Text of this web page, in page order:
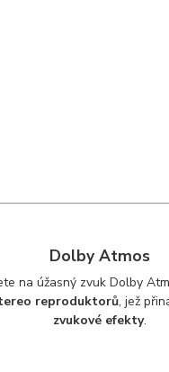
Dolby Atmos
na úžasný zvuk Dolby
reproduktorů, jež
zvukové efekty.